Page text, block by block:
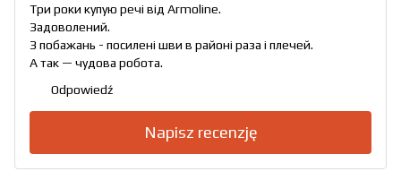
Три роки купую речі від Armoline.
Задоволений.
З побажань - посилені шви в районі раза і плечей.
А так — чудова робота.
Odpowiedź
Napisz recenzję